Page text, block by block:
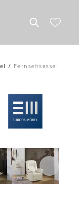
Fernsehsessel